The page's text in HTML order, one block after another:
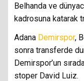
Belhanda ve
kadrosuna katarak
Adana Demirspor,
sonra transferde
Demirspor’un
stoper David Luiz.